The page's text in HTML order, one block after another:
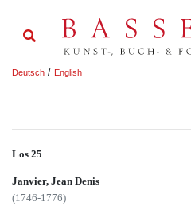
Deutsch / English
Los 25
Janvier, Jean Denis
(1746-1776)